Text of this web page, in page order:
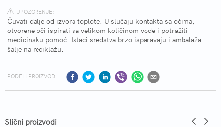
UPOZORENJE:
Čuvati dalje od izvora toplote. U slučaju kontakta sa očima,
otvorene oči ispirati sa velikom količinom vode i potražiti
medicinsku pomoć. Istaci sredstva brzo isparavaju i ambalaža
šalje na reciklažu.
PODELI PROIZVOD:
Slični proizvodi